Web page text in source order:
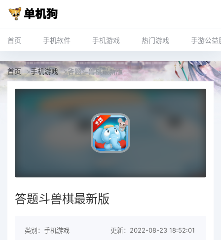
首页 手机软件 手机游戏 热门游戏 手游公益
首页 >手机游戏 >答题斗兽棋最新版
答题斗兽棋最新版
类别：手机游戏 更新：2022-08-23 18:52:01